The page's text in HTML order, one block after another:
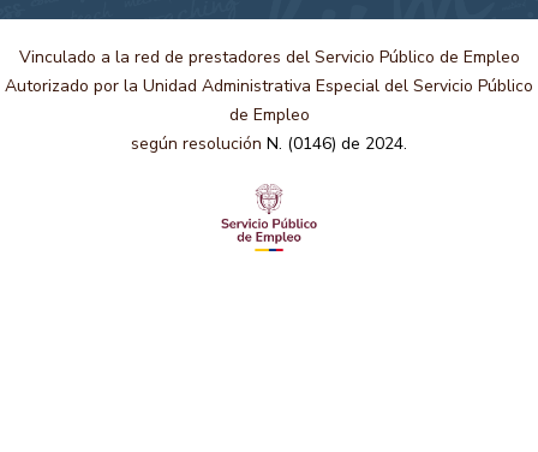
Vinculado a la red de prestadores del Servicio Público de Empleo
Autorizado por la Unidad Administrativa Especial del Servicio Público
de Empleo
según resolución N. (0146) de 2024.